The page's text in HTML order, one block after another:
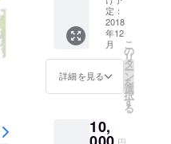
10%OF
F】 シ
チリア
赤白
セット
(送料、
税込)
¥6,800
0
定：
2018
年12
月
詳細を見る
こ
の
リ
タ
ー
ン
を
選
択
す
る
10,
円